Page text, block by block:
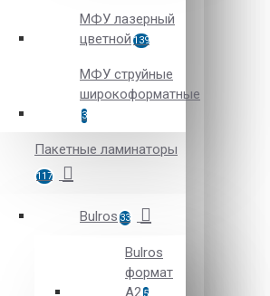
МФУ лазерный
цветной 139
МФУ струйные
широкоформатные
3
Пакетные ламинаторы
117
Bulros 33
Bulros
формат
A2